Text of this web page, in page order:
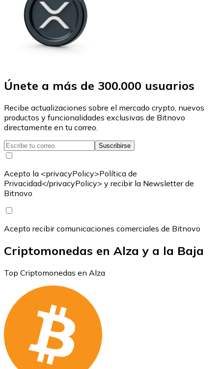
Únete a más de 300.000 usuarios
Recibe actualizaciones sobre el mercado crypto, nuevos
productos y funcionalidades exclusivas de Bitnovo
directamente en tu correo.
Suscribirse
Acepto la <privacyPolicy>Política de
Privacidad</privacyPolicy> y recibir la Newsletter de
Bitnovo
Acepto recibir comunicaciones comerciales de Bitnovo
Criptomonedas en Alza y a la Baja
Top Criptomonedas en Alza